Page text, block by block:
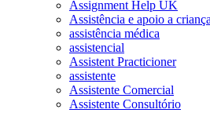
Assignment Help UK
Assistência e apoio a
assistência médica
assistencial
Assistent Practicioner
assistente
Assistente Comercial
Assistente Consultório